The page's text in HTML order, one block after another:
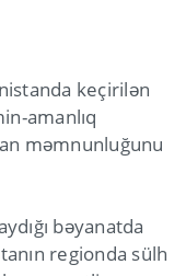
keçirilən
amanlıq
məmnunluğunu
bəyanatda
regionda sülh